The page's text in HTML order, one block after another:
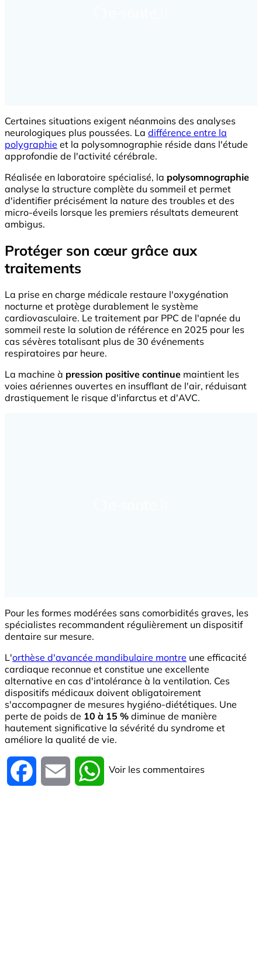
Certaines situations exigent néanmoins des analyses
neurologiques plus poussées. La différence entre la
polygraphie et la polysomnographie réside dans l'étude
approfondie de l'activité cérébrale.
Réalisée en laboratoire spécialisé, la polysomnographie
analyse la structure complète du sommeil et permet
d'identifier précisément la nature des troubles et des
micro-éveils lorsque les premiers résultats demeurent
ambigus.
Protéger son cœur grâce aux
traitements
La prise en charge médicale restaure l'oxygénation
nocturne et protège durablement le système
cardiovasculaire. Le traitement par PPC de l'apnée du
sommeil reste la solution de référence en 2025 pour les
cas sévères totalisant plus de 30 événements
respiratoires par heure.
La machine à pression positive continue maintient les
voies aériennes ouvertes en insufflant de l'air, réduisant
drastiquement le risque d'infarctus et d'AVC.
Pour les formes modérées sans comorbidités graves, les
spécialistes recommandent régulièrement un dispositif
dentaire sur mesure.
L'orthèse d'avancée mandibulaire montre une efficacité
cardiaque reconnue et constitue une excellente
alternative en cas d'intolérance à la ventilation. Ces
dispositifs médicaux doivent obligatoirement
s'accompagner de mesures hygiéno-diététiques. Une
perte de poids de 10 à 15 % diminue de manière
hautement significative la sévérité du syndrome et
améliore la qualité de vie.
Facebook Email WhatsApp
Voir les commentaires